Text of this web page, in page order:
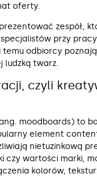
oferty.
zespół,
przy
temu odbiorcy
ludzką twarz.
czyli
moodboards) to
element
nietuzinkową
czy wartości marki,
kolorów,